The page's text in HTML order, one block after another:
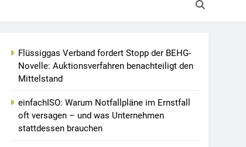
Flüssiggas Verband fordert Stopp der BEHG-
Novelle: Auktionsverfahren benachteiligt den
Mittelstand
einfachISO: Warum Notfallpläne im Ernstfall
oft versagen – und was Unternehmen
stattdessen brauchen